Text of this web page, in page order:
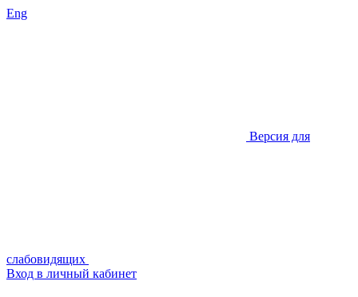
Eng
Версия для
слабовидящих
Вход в личный кабинет